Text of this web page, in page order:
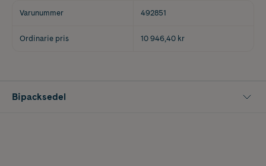
Varunummer 492851
Ordinarie pris 10 946,40 kr
Bipacksedel